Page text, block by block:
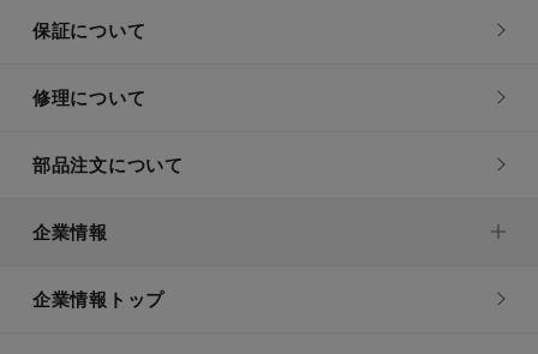
保証について
修理について
部品注文について
企業情報
企業情報トップ